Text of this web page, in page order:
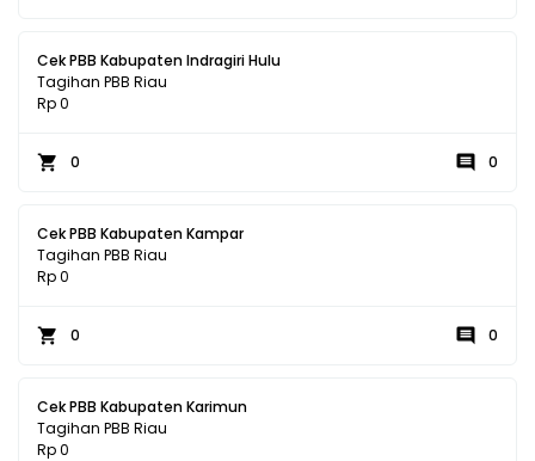
Cek PBB Kabupaten Indragiri Hulu
Tagihan PBB Riau
Rp 0
0 0
Cek PBB Kabupaten Kampar
Tagihan PBB Riau
Rp 0
0 0
Cek PBB Kabupaten Karimun
Tagihan PBB Riau
Rp 0